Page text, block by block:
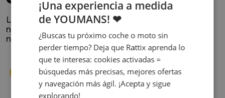
La satisfacción y la experiencia de los clientes es
nuestra prioridad. Lee lo que opinan y conoce
nuestra historia.
¡Una experiencia a medida
de YOUMANS! ❤
¿Buscas tu próximo coche o moto sin
perder tiempo? Deja que Rattix aprenda lo
que te interesa: cookies activadas =
búsquedas más precisas, mejores ofertas
y navegación más ágil. ¡Acepta y sigue
explorando!